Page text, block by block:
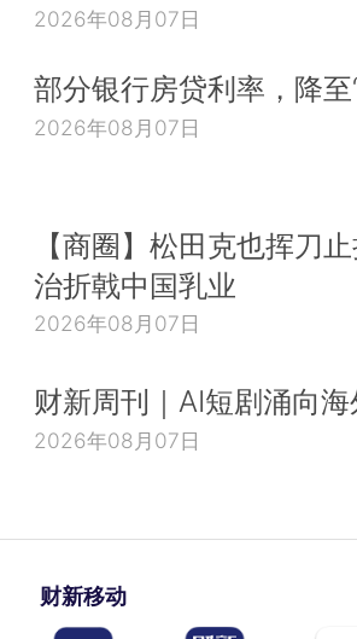
2026年08月07日
部分银行房贷利率，降至
2026年08月07日
【商圈】松田克也挥刀
治折戟中国乳业
2026年08月07日
财新周刊｜AI短剧涌向海
2026年08月07日
财新移动